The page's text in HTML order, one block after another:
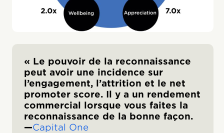
« Le pouvoir de la reconnaissance
peut avoir une incidence sur
l’engagement, l’attrition et le net
promoter score. Il y a un rendement
commercial lorsque vous faites la
reconnaissance de la bonne façon.
—Capital One